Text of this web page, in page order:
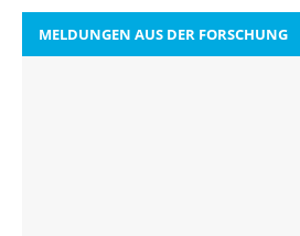
MELDUNGEN AUS DER FORSCHUNG